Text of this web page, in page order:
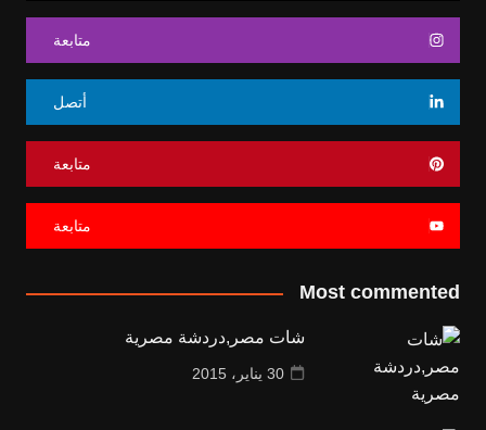
متابعة
أتصل
متابعة
متابعة
Most commented
شات مصر,دردشة مصرية
30 يناير، 2015